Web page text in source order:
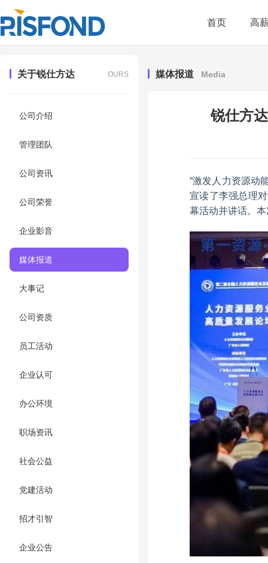
首页 高
关于锐仕方达 OURS
公司介绍
管理团队
公司资讯
公司荣誉
企业影音
媒体报道
大事记
公司资质
员工活动
企业认可
办公环境
职场资讯
社会公益
党建活动
招才引智
企业公告
媒体报道 Media
锐仕方
“激发人力资源动
宣读了李强总理
幕活动并讲话。